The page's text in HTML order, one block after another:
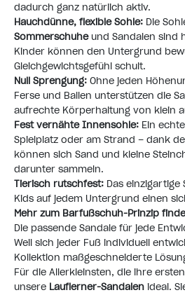
dadurch ganz natürlich aktiv.
Hauchdünne, flexible Sohle: Die
Sommerschuheund Sandalen sind
Kinder können den Untergrund
Gleichgewichtsgefühl schult.
Null Sprengung: Ohne jeden
Ferse und Ballen unterstützen die
aufrechte Körperhaltung von klein
Fest vernähte Innensohle: Ein
Spielplatz oder am Strand – dank
können sich Sand und kleine
darunter sammeln.
Tierisch rutschfest: Das
Kids auf jedem Untergrund einen
Mehr zum Barfußschuh-Prinzip
Die passende Sandale für jede
Weil sich jeder Fuß individuell
Kollektion maßgeschneiderte
Für die Allerkleinsten, die ihre
unsere Lauflerner-Sandalen ideal.